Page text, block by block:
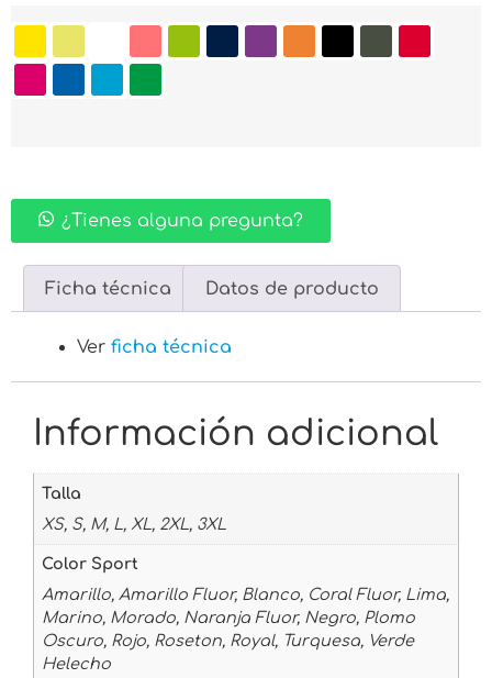
¿Tienes alguna pregunta?
Ficha técnica Datos de producto
Ver ficha técnica
Información adicional
Talla
XS, S, M, L, XL, 2XL, 3XL
Color Sport
Amarillo, Amarillo Fluor, Blanco, Coral Fluor, Lima,
Marino, Morado, Naranja Fluor, Negro, Plomo
Oscuro, Rojo, Roseton, Royal, Turquesa, Verde
Helecho